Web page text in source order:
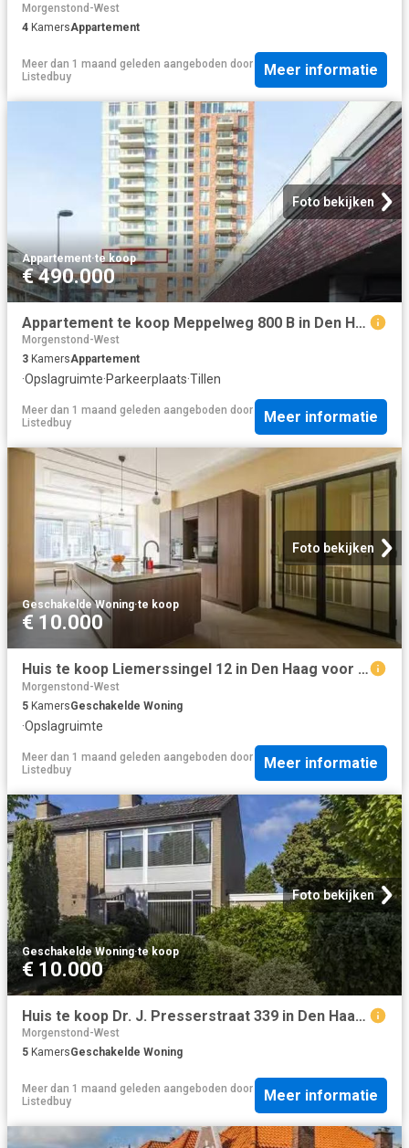
Morgenstond-West
4 KamersAppartement
Meer dan 1 maand geleden aangeboden door
Listedbuy
Meer informatie
Foto bekijken
Appartement·te koop
€ 490.000
Appartement te koop Meppelweg 800 B in Den Haag voor € 490.000
Morgenstond-West
3 KamersAppartement
·Opslagruimte·Parkeerplaats·Tillen
Meer dan 1 maand geleden aangeboden door
Listedbuy
Meer informatie
Foto bekijken
Geschakelde Woning·te koop
€ 10.000
Huis te koop Liemerssingel 12 in Den Haag voor € 875.000
Morgenstond-West
5 KamersGeschakelde Woning
·Opslagruimte
Meer dan 1 maand geleden aangeboden door
Listedbuy
Meer informatie
Foto bekijken
Geschakelde Woning·te koop
€ 10.000
Huis te koop Dr. J. Presserstraat 339 in Den Haag voor € 485.000
Morgenstond-West
5 KamersGeschakelde Woning
Meer dan 1 maand geleden aangeboden door
Listedbuy
Meer informatie